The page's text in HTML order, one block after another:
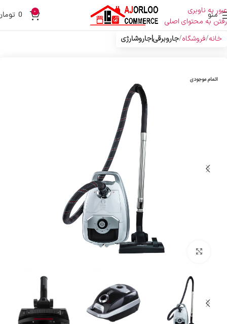
عبور به ناوبری
رفتن به محتوای اصلی
منو 0
0
خانه فروشگاه جاروبرقی|جاروشارژی
اتمام موجودی
بزرگنمایی تصویر